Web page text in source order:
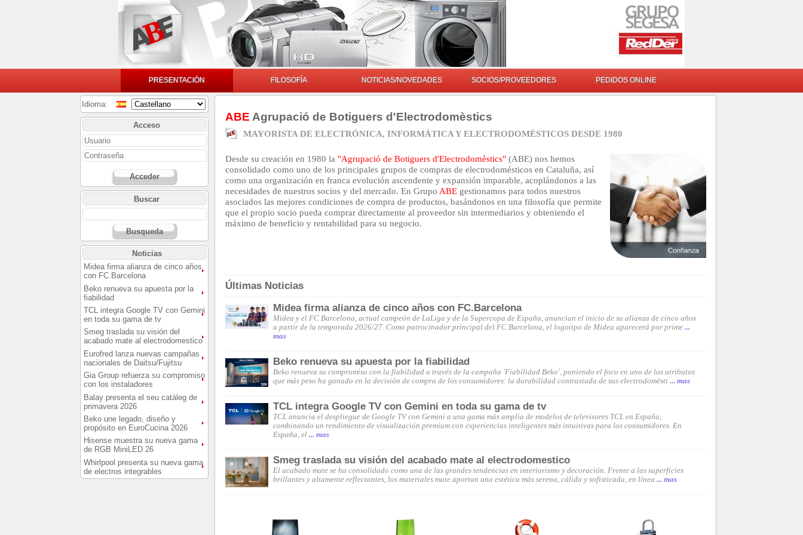
PRESENTACIÓN FILOSOFÍA NOTICIAS/NOVEDADES SOCIOS/PROVEEDORES PEDIDOS ONLINE
Idioma:
Acceso
Acceder
Buscar
Busqueda
Noticias
Midea firma alianza de cinco años
con FC.Barcelona
Beko renueva su apuesta por la
fiabilidad
TCL integra Google TV con Gemini
en toda su gama de tv
Smeg traslada su visión del
acabado mate al electrodomestico
Eurofred lanza nuevas campañas
nacionales de Daitsu/Fujitsu
Gia Group refuerza su compromiso
con los instaladores
Balay presenta el seu catàleg de
primavera 2026
Beko une legado, diseño y
propósito en EuroCucina 2026
Hisense muestra su nueva gama
de RGB MiniLED 26
Whirlpool presenta su nueva gama
de electros integrables
ABE Agrupació de Botiguers d'Electrodomèstics
MAYORISTA DE ELECTRÓNICA, INFORMÁTICA Y ELECTRODOMÉSTICOS DESDE 1980
Desde su creación en 1980 la "Agrupació de Botiguers d'Electrodomèstics"(ABE) nos hemos
consolidado como uno de los principales grupos de compras de electrodomésticos en Cataluña, así
como una organización en franca evolución ascendente y expansión imparable, acoplándonos a las
necesidades de nuestros socios y del mercado. En Grupo ABEgestionamos para todos nuestros
asociados las mejores condiciones de compra de productos, basándonos en una filosofía que permite
que el propio socio pueda comprar directamente al proveedor sin intermediarios y obteniendo el
máximo de beneficio y rentabilidad para su negocio.
Últimas Noticias
Midea firma alianza de cinco años con FC.Barcelona
Midea y el FC Barcelona, actual campeón de LaLiga y de la Supercopa de España, anuncian el inicio de su alianza de cinco años
a partir de la temporada 2026/27. Como patrocinador principal del FC Barcelona, el logotipo de Midea aparecerá por prime...
mas
Beko renueva su apuesta por la fiabilidad
Beko renueva su compromiso con la fiabilidad a través de la campaña 'Fiabilidad Beko', poniendo el foco en uno de los atributos
que más peso ha ganado en la decisión de compra de los consumidores: la durabilidad contrastada de sus electrodomésti... mas
TCL integra Google TV con Gemini en toda su gama de tv
TCL anuncia el despliegue de Google TV con Gemini a una gama más amplia de modelos de televisores TCL en España,
combinando un rendimiento de visualización premium con experiencias inteligentes más intuitivas para los consumidores. En
España, el... mas
Smeg traslada su visión del acabado mate al electrodomestico
El acabado mate se ha consolidado como una de las grandes tendencias en interiorismo y decoración. Frente a las superficies
brillantes y altamente reflectantes, los materiales mate aportan una estética más serena, cálida y sofisticada, en línea... mas